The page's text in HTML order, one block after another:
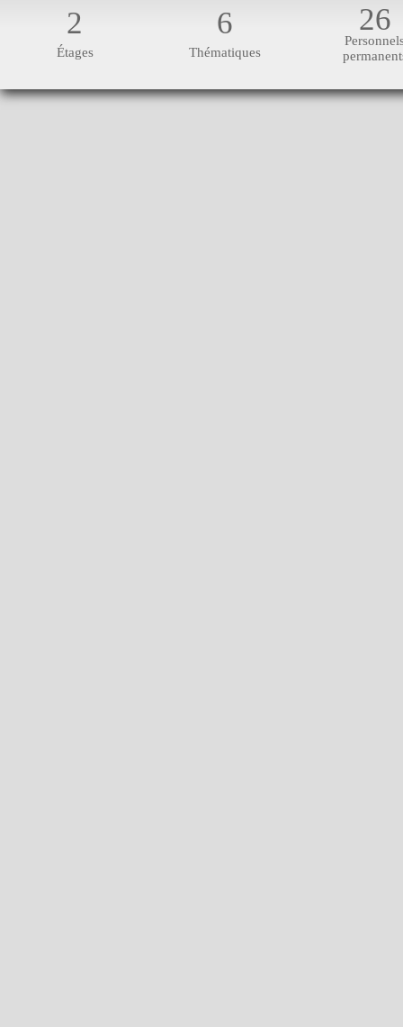
2
Étages
6
Thématiques
26